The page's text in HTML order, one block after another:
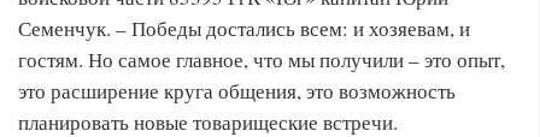
Семенчук. – Победы достались всем: и хозяевам, и
гостям. Но самое главное, что мы получили – это опыт,
это расширение круга общения, это возможность
планировать новые товарищеские встречи.